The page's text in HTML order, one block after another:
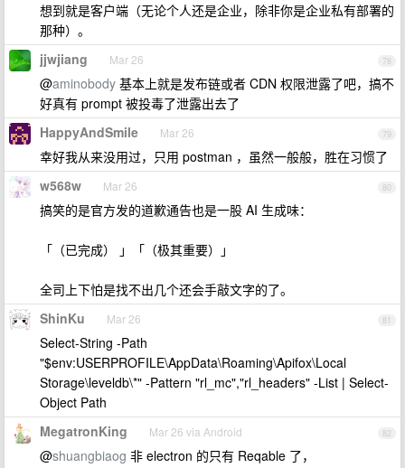
想到就是客户端（无论个人还是企业，除非你是企业私有部署的
那种）。
78
jjwjiang Mar 26
@aminobody 基本上就是发布链或者 CDN 权限泄露了吧，搞不
好真有 prompt 被投毒了泄露出去了
79
HappyAndSmile Mar 26
幸好我从来没用过，只用 postman ，虽然一般般，胜在习惯了
80
w568w Mar 26
搞笑的是官方发的道歉通告也是一股 AI 生成味：
「（已完成） 」「（极其重要）」
全司上下怕是找不出几个还会手敲文字的了。
81
ShinKu Mar 26
Select-String -Path
"$env:USERPROFILE\AppData\Roaming\Apifox\Local
Storage\leveldb\*" -Pattern "rl_mc","rl_headers" -List | Select-
Object Path
82
MegatronKing Mar 26 via Android
@shuangbiaog 非 electron 的只有 Reqable 了，